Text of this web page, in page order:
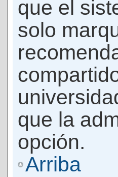
que el
solo
que la
opción.
Arriba